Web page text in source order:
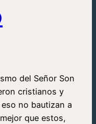
del Señor Son
cristianos y
no bautizan a
que estos,